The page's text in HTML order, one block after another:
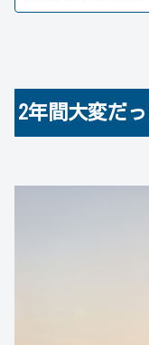
2年間大変だ